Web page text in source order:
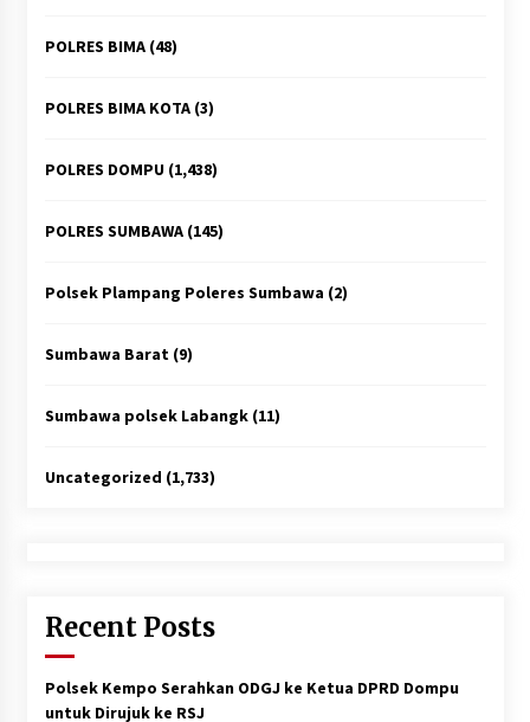
POLRES BIMA(48)
POLRES BIMA KOTA(3)
POLRES DOMPU(1,438)
POLRES SUMBAWA(145)
Polsek Plampang Poleres Sumbawa (2)
Sumbawa Barat(9)
Sumbawa polsek Labangk(11)
Uncategorized (1,733)
Recent Posts
Polsek Kempo Serahkan ODGJ ke Ketua DPRD Dompu
untuk Dirujuk ke RSJ